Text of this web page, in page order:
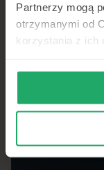
Partnerzy mogą
otrzymanymi od
korzystania z ich